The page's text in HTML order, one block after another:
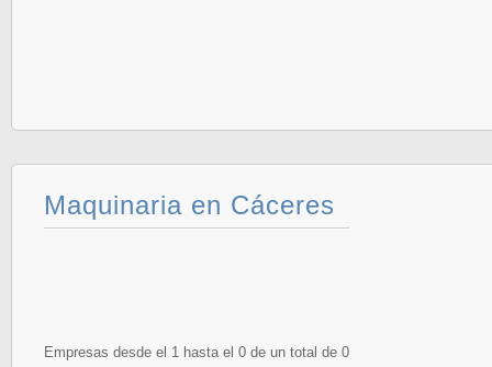
Maquinaria en Cáceres
Empresas desde el 1 hasta el 0 de un total de 0